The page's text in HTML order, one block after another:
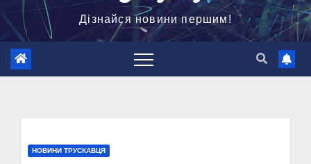
Дізнайся новини першим!
НОВИНИ ТРУСКАВЦЯ